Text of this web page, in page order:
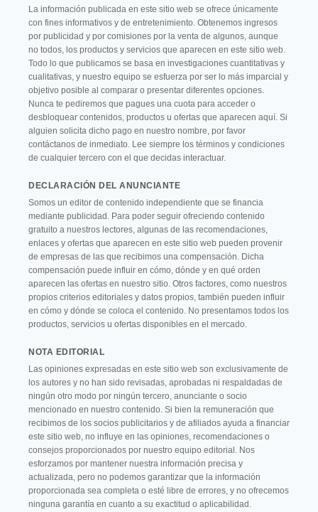
La información publicada en este sitio web se ofrece únicamente
con fines informativos y de entretenimiento. Obtenemos ingresos
por publicidad y por comisiones por la venta de algunos, aunque
no todos, los productos y servicios que aparecen en este sitio web.
Todo lo que publicamos se basa en investigaciones cuantitativas y
cualitativas, y nuestro equipo se esfuerza por ser lo más imparcial y
objetivo posible al comparar o presentar diferentes opciones.
Nunca te pediremos que pagues una cuota para acceder o
desbloquear contenidos, productos u ofertas que aparecen aquí. Si
alguien solicita dicho pago en nuestro nombre, por favor
contáctanos de inmediato. Lee siempre los términos y condiciones
de cualquier tercero con el que decidas interactuar.
DECLARACIÓN DEL ANUNCIANTE
Somos un editor de contenido independiente que se financia
mediante publicidad. Para poder seguir ofreciendo contenido
gratuito a nuestros lectores, algunas de las recomendaciones,
enlaces y ofertas que aparecen en este sitio web pueden provenir
de empresas de las que recibimos una compensación. Dicha
compensación puede influir en cómo, dónde y en qué orden
aparecen las ofertas en nuestro sitio. Otros factores, como nuestros
propios criterios editoriales y datos propios, también pueden influir
en cómo y dónde se coloca el contenido. No presentamos todos los
productos, servicios u ofertas disponibles en el mercado.
NOTA EDITORIAL
Las opiniones expresadas en este sitio web son exclusivamente de
los autores y no han sido revisadas, aprobadas ni respaldadas de
ningún otro modo por ningún tercero, anunciante o socio
mencionado en nuestro contenido. Si bien la remuneración que
recibimos de los socios publicitarios y de afiliados ayuda a financiar
este sitio web, no influye en las opiniones, recomendaciones o
consejos proporcionados por nuestro equipo editorial. Nos
esforzamos por mantener nuestra información precisa y
actualizada, pero no podemos garantizar que la información
proporcionada sea completa o esté libre de errores, y no ofrecemos
ninguna garantía en cuanto a su exactitud o aplicabilidad.